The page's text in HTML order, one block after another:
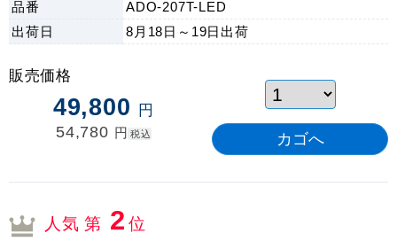
品番 ADO-207T-LED
出荷日 8月18日～19日 出荷
販売価格
49,800 円
54,780 円 税込
人気 第 2位